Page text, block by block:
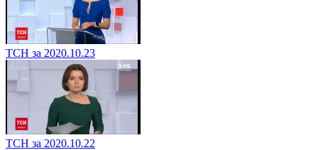
ТСН за 2020.10.23
ТСН за 2020.10.22